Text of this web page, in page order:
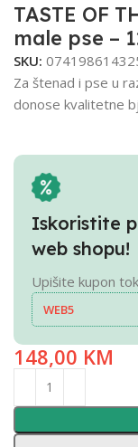
TASTE OF
male pse –
SKU:
Za štenad i pse u
donose kvalitetne
Iskoristite
web shopu!
Upišite kupon
WEB5
148,00 KM